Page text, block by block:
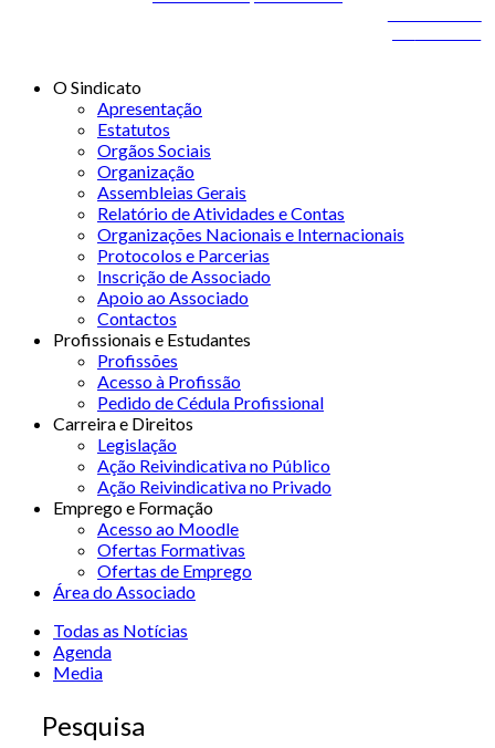
O Sindicato
Apresentação
Estatutos
Orgãos Sociais
Organização
Assembleias Gerais
Relatório de Atividades e Contas
Organizações Nacionais e Internacionais
Protocolos e Parcerias
Inscrição de Associado
Apoio ao Associado
Contactos
Profissionais e Estudantes
Profissões
Acesso à Profissão
Pedido de Cédula Profissional
Carreira e Direitos
Legislação
Ação Reivindicativa no Público
Ação Reivindicativa no Privado
Emprego e Formação
Acesso ao Moodle
Ofertas Formativas
Ofertas de Emprego
Área do Associado
Todas as Notícias
Agenda
Media
Pesquisa